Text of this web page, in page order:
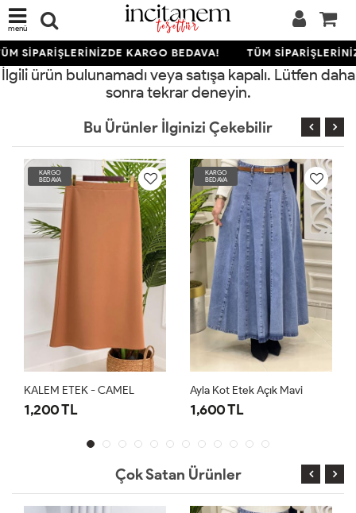
menü
SİPARİŞLERİNİZDE KARGO BEDAVA! TÜM
İlgili ürün bulunamadı veya satışa kapalı. Lütfen daha
sonra tekrar deneyin.
Bu Ürünler İlginizi Çekebilir
KARGO
BEDAVA
KALEM ETEK - CAMEL
1,200 TL
KARGO
BEDAVA
Ayla Kot Etek Açık Mavi
1,600 TL
Çok Satan Ürünler